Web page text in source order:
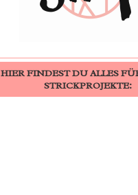
HIER FINDEST DU ALLES
STRICKPROJEKTE: